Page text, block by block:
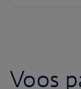
Voos